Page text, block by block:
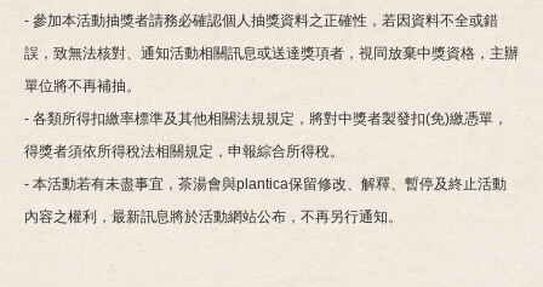
- 參加本活動抽獎者請務必確認個人抽獎資料之正確性，若因資料不全或錯
誤，致無法核對、通知活動相關訊息或送達獎項者，視同放棄中獎資格，主辦
單位將不再補抽。
- 各類所得扣繳率標準及其他相關法規規定，將對中獎者製發扣(免)繳憑單，
得獎者須依所得稅法相關規定，申報綜合所得稅。
- 本活動若有未盡事宜，茶湯會與plantica保留修改、解釋、暫停及終止活動
內容之權利，最新訊息將於活動網站公布，不再另行通知。